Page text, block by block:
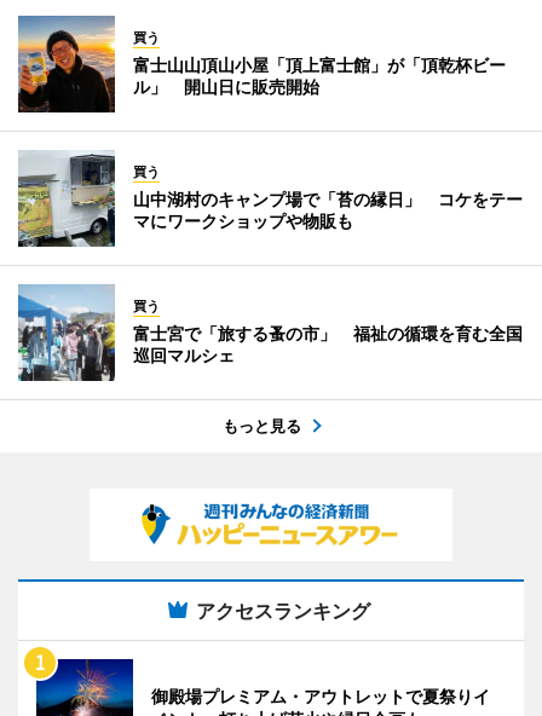
買う
富士山山頂山小屋「頂上富士館」が「頂乾杯ビー
ル」 開山日に販売開始
買う
山中湖村のキャンプ場で「苔の縁日」 コケをテー
マにワークショップや物販も
買う
富士宮で「旅する蚤の市」 福祉の循環を育む全国
巡回マルシェ
もっと見る
アクセスランキング
御殿場プレミアム・アウトレットで夏祭りイ